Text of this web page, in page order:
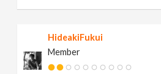
HideakiFukui
Member